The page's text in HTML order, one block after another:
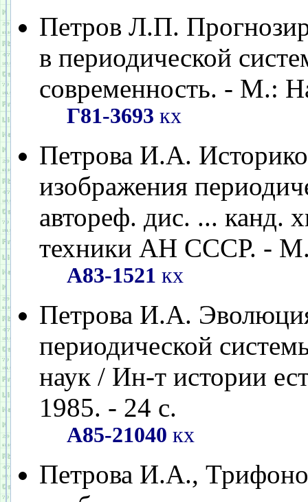
Петров Л.П.
в периодической
современность. - М.:
Г81-3693 кх
Петрова И.А.
изображения
автореф. дис. ... канд.
техники АН СССР. -
А83-1521 кх
Петрова И.А.
периодической
наук / Ин-т истории
1985. - 24 с.
А85-21040 кх
Петрова И.А.,